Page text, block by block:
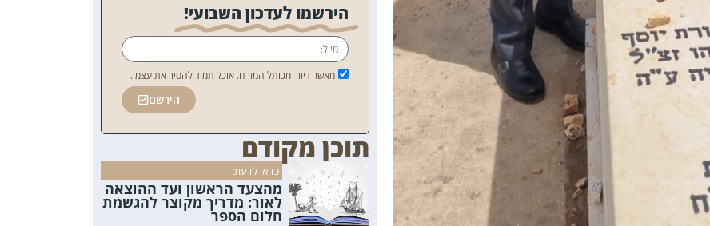
הירשמו לעדכון השבועי!
מאשר דיוור מכותל המזרח. אוכל תמיד להסיר את עצמי.
הירשם
תוכן מקודם
כדאי לדעת:
מהצעד הראשון ועד ההוצאה
לאור: מדריך מקוצר להגשמת
חלום הספר